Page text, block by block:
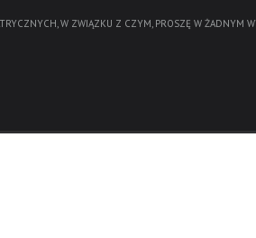
W ZWIĄZKU Z CZYM, PROSZĘ W ŻADNYM